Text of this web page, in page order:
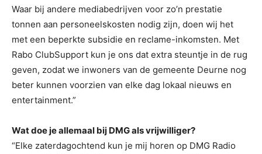
Waar bij andere mediabedrijven voor zo’n prestatie
tonnen aan personeelskosten nodig zijn, doen wij het
met een beperkte subsidie en reclame-inkomsten. Met
Rabo ClubSupport kun je ons dat extra steuntje in de rug
geven, zodat we inwoners van de gemeente Deurne nog
beter kunnen voorzien van elke dag lokaal nieuws en
entertainment.”
Wat doe je allemaal bij DMG als vrijwilliger?
“Elke zaterdagochtend kun je mij horen op DMG Radio